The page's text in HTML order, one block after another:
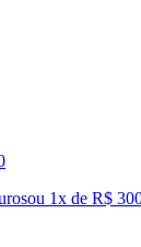
ou 1x de R$